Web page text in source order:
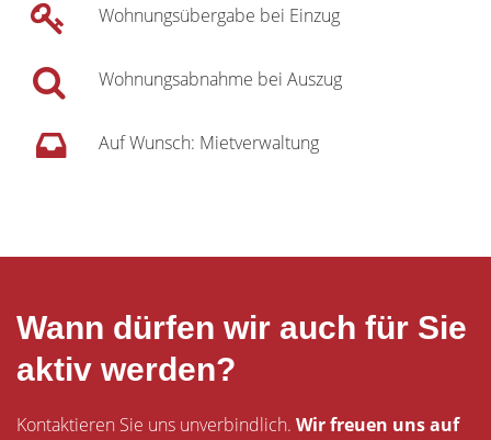
Wohnungsübergabe bei Einzug
Wohnungsabnahme bei Auszug
Auf Wunsch: Mietverwaltung
Wann dürfen wir auch für Sie
aktiv werden?
Kontaktieren Sie uns unverbindlich. Wir freuen uns auf